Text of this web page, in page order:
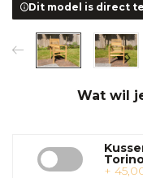
Dit model is direct
Wat wil
+